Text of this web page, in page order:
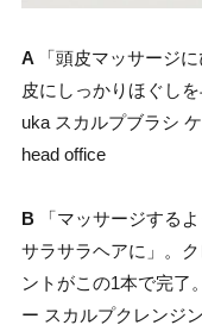
A 「頭皮マッサージに
皮にしっかりほぐし
uka スカルプブラシ
head office
B
「マッサージする
サラサラヘアに」。
ントがこの1本で完了
ー スカルプクレンジ